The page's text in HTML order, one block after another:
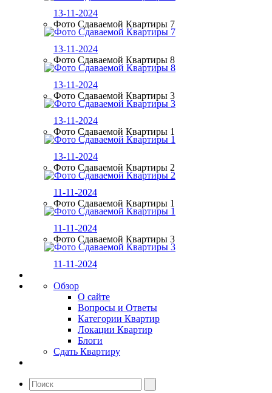
13-11-2024
Фото Сдаваемой Квартиры 7
13-11-2024
Фото Сдаваемой Квартиры 8
13-11-2024
Фото Сдаваемой Квартиры 3
13-11-2024
Фото Сдаваемой Квартиры 1
13-11-2024
Фото Сдаваемой Квартиры 2
11-11-2024
Фото Сдаваемой Квартиры 1
11-11-2024
Фото Сдаваемой Квартиры 3
11-11-2024
Обзор
О сайте
Вопросы и Ответы
Категории Квартир
Локации Квартир
Блоги
Сдать Квартиру